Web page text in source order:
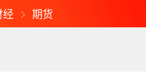
经 期货